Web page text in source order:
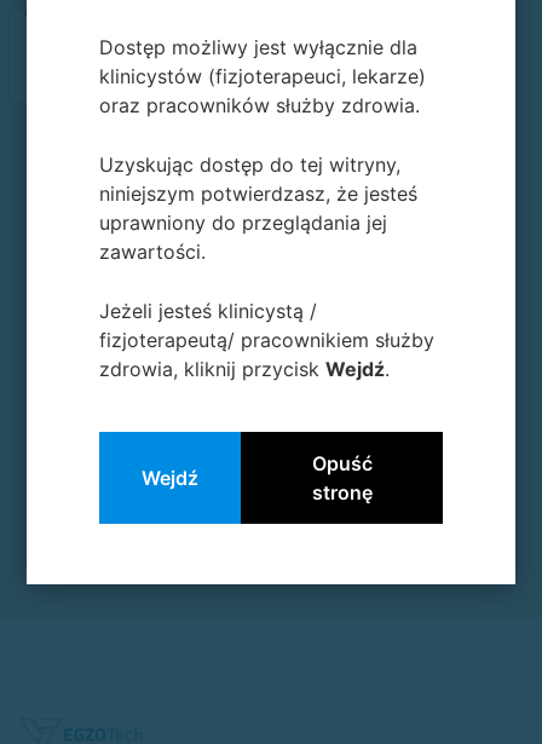
Dostęp możliwy jest wyłącznie dla
klinicystów (fizjoterapeuci, lekarze)
oraz pracowników służby zdrowia.
Uzyskując dostęp do tej witryny,
niniejszym potwierdzasz, że jesteś
uprawniony do przeglądania jej
zawartości.
Jeżeli jesteś klinicystą /
fizjoterapeutą/ pracownikiem służby
zdrowia, kliknij przyciskWejdź.
Wejdź
Opuść
stronę